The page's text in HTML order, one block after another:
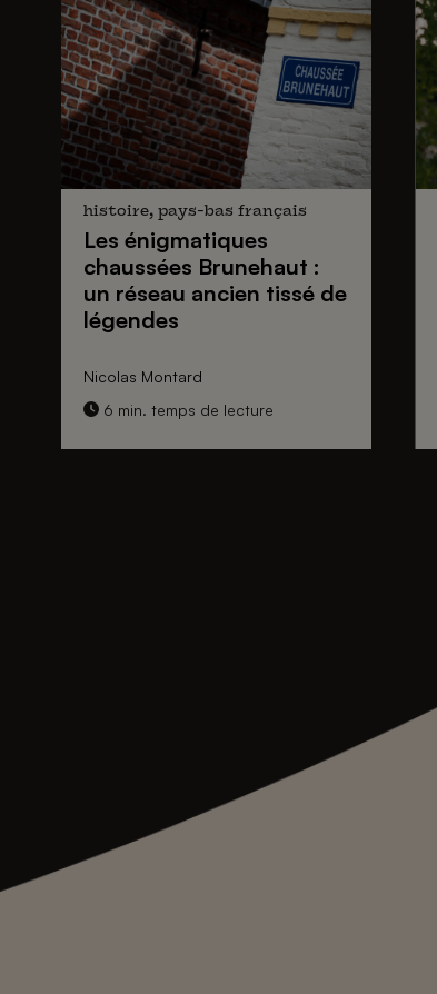
histoire, pays-bas français
Les énigmatiques
chaussées Brunehaut :
un réseau ancien tissé de
légendes
Nicolas Montard
6 min. temps de lecture